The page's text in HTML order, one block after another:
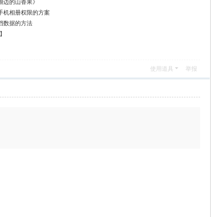
的山香果》
机相册权限的方案
数据的方法
使用道具 举报